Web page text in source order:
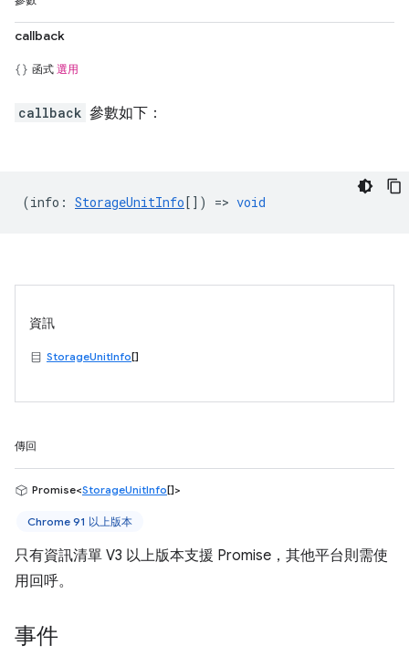
callback
函式 選用
callback 參數如下：
(info : StorageUnitInfo[]) => void
資訊
StorageUnitInfo[]
傳回
Promise<StorageUnitInfo[]>
Chrome 91 以上版本
只有資訊清單 V3 以上版本支援 Promise，其他平台則需使
用回呼。
事件